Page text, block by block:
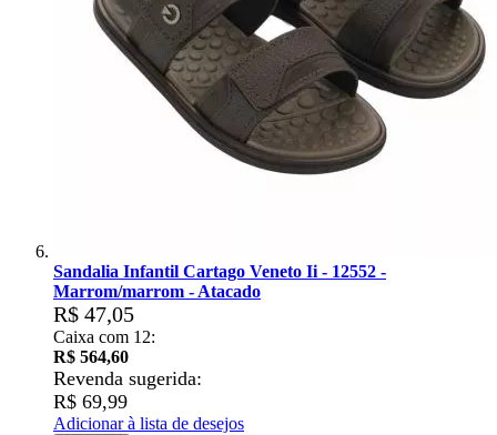
Sandalia Infantil Cartago Veneto Ii - 12552 -
Marrom/marrom - Atacado
R$ 47,05
Caixa com 12:
R$ 564,60
Revenda sugerida:
R$ 69,99
Adicionar à lista de desejos